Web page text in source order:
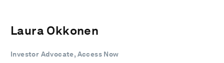
Laura Okkonen
Investor Advocate, Access Now